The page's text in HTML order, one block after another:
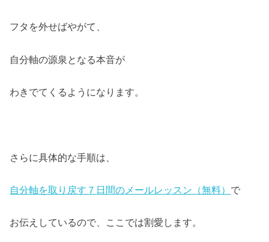
フタを外せばやがて、
自分軸の源泉となる本音が
わきでてくるようになります。
さらに具体的な手順は、
自分軸を取り戻す７日間のメールレッスン（無料） で
お伝えしているので、ここでは割愛します。